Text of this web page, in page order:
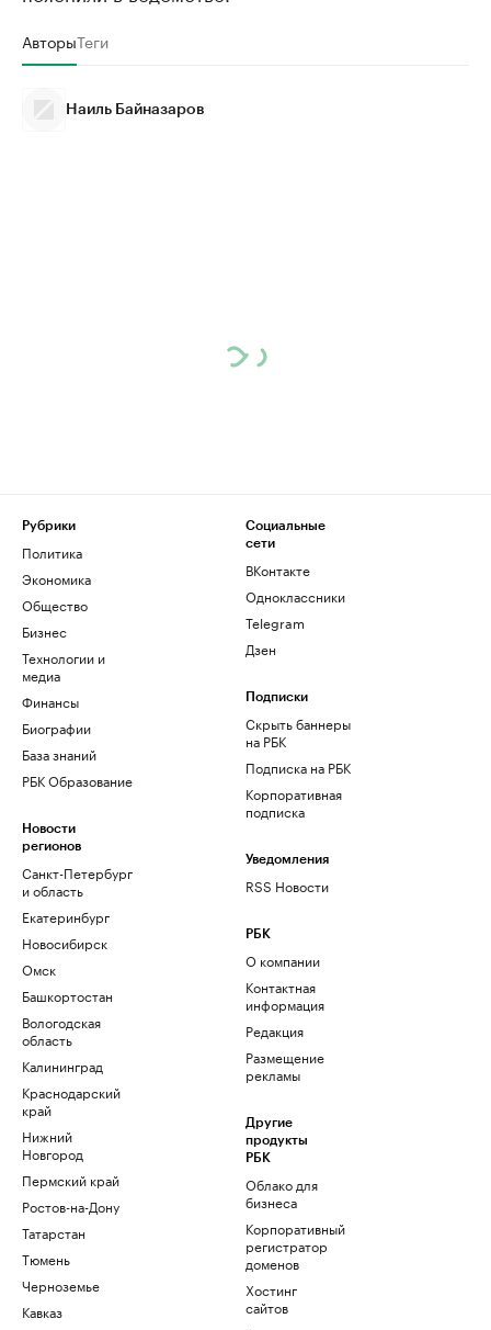
АвторыТеги
Наиль Байназаров
Рубрики
Политика
Экономика
Общество
Бизнес
Технологии и
медиа
Финансы
Биографии
База знаний
РБК Образование
Новости
регионов
Санкт-Петербург
и область
Екатеринбург
Новосибирск
Омск
Башкортостан
Вологодская
область
Калининград
Краснодарский
край
Нижний
Новгород
Пермский край
Ростов-на-Дону
Татарстан
Тюмень
Черноземье
Кавказ
Социальные
сети
ВКонтакте
Одноклассники
Telegram
Дзен
Подписки
Скрыть баннеры
на РБК
Подписка на РБК
Корпоративная
подписка
Уведомления
RSS Новости
РБК
О компании
Контактная
информация
Редакция
Размещение
рекламы
Другие
продукты
РБК
Облако для
бизнеса
Корпоративный
регистратор
доменов
Хостинг
сайтов